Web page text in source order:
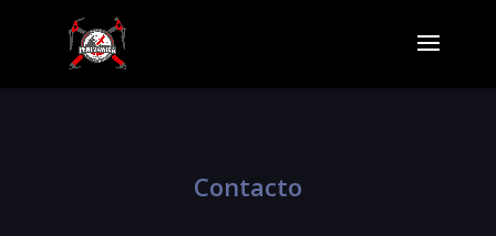
Contacto